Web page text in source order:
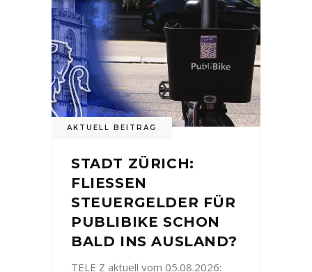
AKTUELL BEITRAG
STADT ZÜRICH:
FLIESSEN
STEUERGELDER FÜR
PUBLIBIKE SCHON
BALD INS AUSLAND?
TELE Z aktuell vom 05.08.2026: